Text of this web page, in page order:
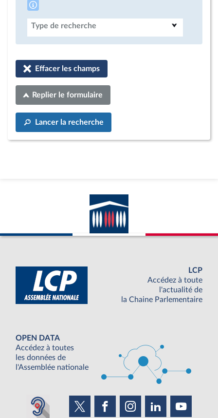
Type de recherche
Effacer les champs
Replier le formulaire
Lancer la recherche
LCP
Accédez à toute
l'actualité de
la Chaine Parlementaire
OPEN DATA
Accédez à toutes
les données de
l'Assemblée nationale